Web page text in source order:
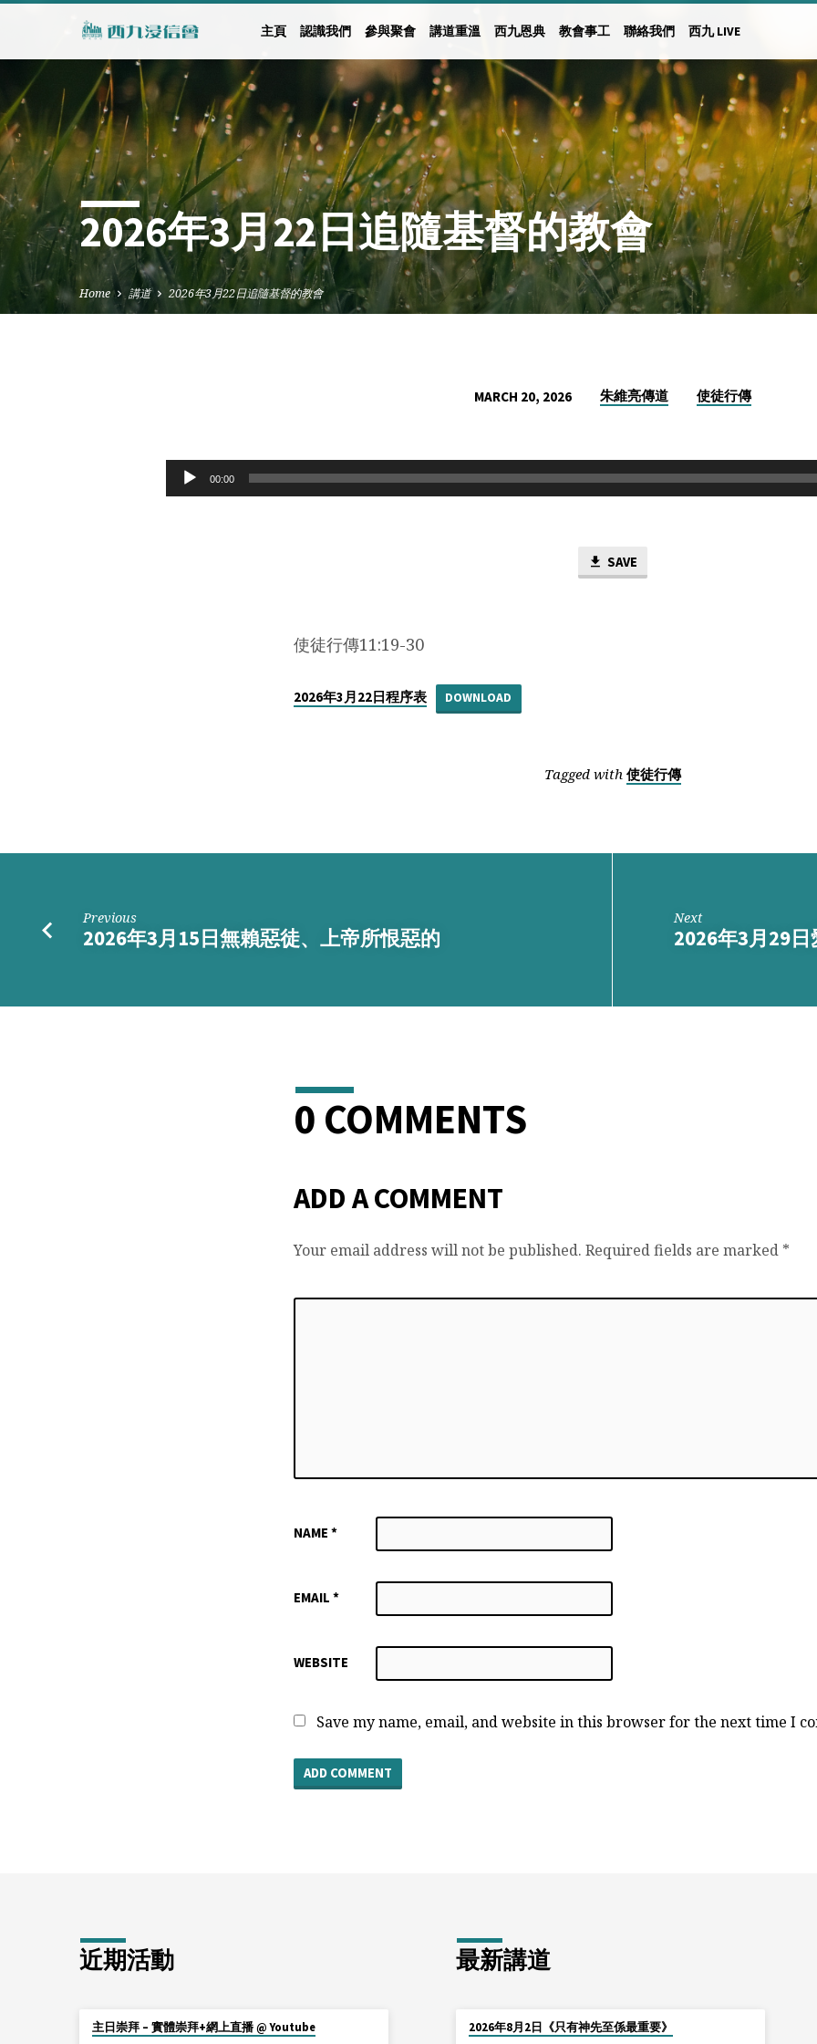
主頁 認識我們 參與聚會 講道重溫 西九恩典 教會事工 聯絡我們 西九 LIVE
2026年3月22日追隨基督的教會
Home 講道 2026年3月22日追隨基督的教會
的
教
會
MARCH 20, 2026 朱維亮傳道 使徒行傳
Audio
Player
00:00
SAVE
使徒行傳11:19-30
2026年3月22日程序表 DOWNLOAD
Tagged with 使徒行傳
Previous
2026年3月15日無賴惡徒、上帝所恨惡的
Next
2026年3月29日
0 COMMENTS
ADD A COMMENT
Your email address will not be published. Required fields are marked *
NAME *
EMAIL *
WEBSITE
Save my name, email, and website in this browser for the next time I
近期活動
主日崇拜 – 實體崇拜+網上直播 @ Youtube
最新講道
2026年8月2日《只有神先至係最重要》